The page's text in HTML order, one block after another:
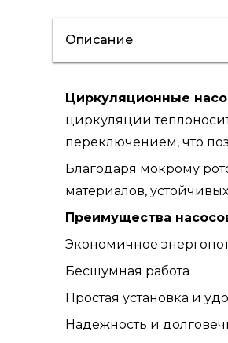
Описание
Циркуляционные
циркуляции
переключением, что
Благодаря мокрому
материалов,
Преимущества насосов
Экономичное
Бесшумная работа
Простая установка и
Надежность и